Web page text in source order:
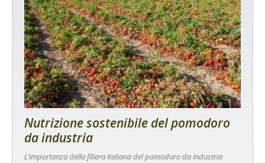
Nutrizione sostenibile del pomodoro
da industria
L’importanza della filiera italiana del pomodoro da industria